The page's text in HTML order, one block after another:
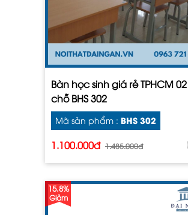
Bàn học sinh giá rẻ TPHCM 02
chỗ BHS 302
Mã sản phẩm : BHS 302
1.100.000đ 1.485.000đ
15.8%
Giảm